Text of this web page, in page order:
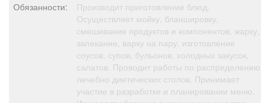
Я - пенсионер
Обязанности:
Производит приготовление блюд.
Осуществляет мойку, бланшировку,
смешивание продуктов и компонентов, жарку,
запекание, варку на пару, изготовление
соусов, супов, бульонов, холодных закусок,
салатов. Проводит работы по распределению
лечебно диетических столов. Принимает
участие в разработке и планировании меню.